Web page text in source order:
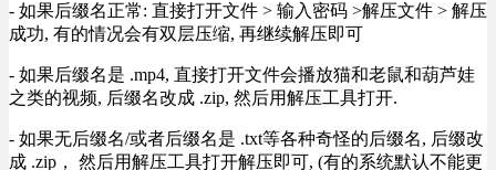
- 如果后缀名正常: 直接打开文件 > 输入密码 >解压文件 > 解压
成功, 有的情况会有双层压缩, 再继续解压即可
- 如果后缀名是 .mp4, 直接打开文件会播放猫和老鼠和葫芦娃
之类的视频, 后缀名改成 .zip, 然后用解压工具打开.
- 如果无后缀名/或者后缀名是 .txt等各种奇怪的后缀名, 后缀改
成 .zip， 然后用解压工具打开解压即可, (有的系统默认不能更